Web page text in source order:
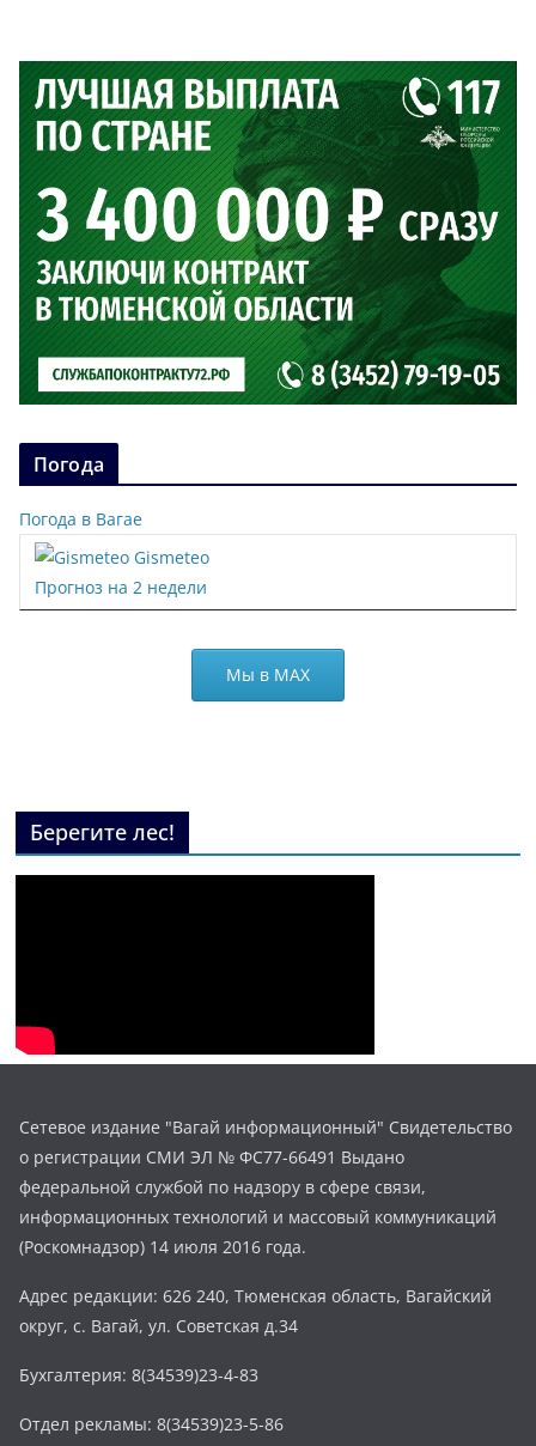
Погода
Погода в Вагае
Gismeteo
Прогноз на 2 недели
Мы в МАХ
Берегите лес!
Сетевое издание "Вагай информационный" Свидетельство
о регистрации СМИ ЭЛ № ФС77-66491 Выдано
федеральной службой по надзору в сфере связи,
информационных технологий и массовый коммуникаций
(Роскомнадзор) 14 июля 2016 года.
Адрес редакции: 626 240, Тюменская область, Вагайский
округ, с. Вагай, ул. Советская д.34
Бухгалтерия: 8(34539)23-4-83
Отдел рекламы: 8(34539)23-5-86